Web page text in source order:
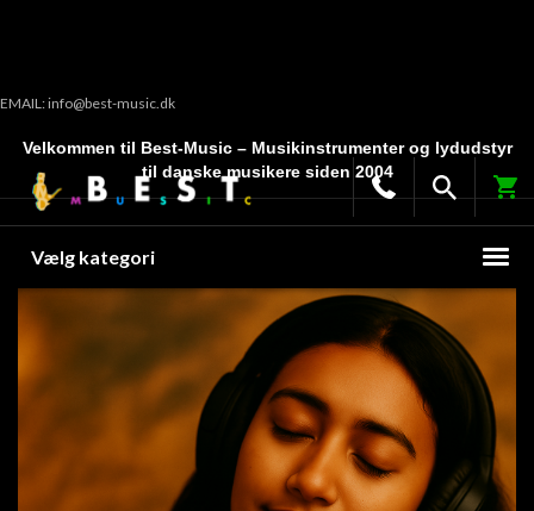
EMAIL: info@best-music.dk
Velkommen til Best-Music – Musikinstrumenter og lydudstyr
til danske musikere siden 2004
Vælg kategori